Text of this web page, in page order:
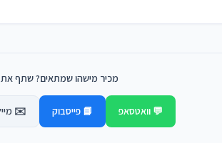
מכיר מישהו שמתאים? שתף
💬 וואטסאפ 📘 פייסבוק ✉️